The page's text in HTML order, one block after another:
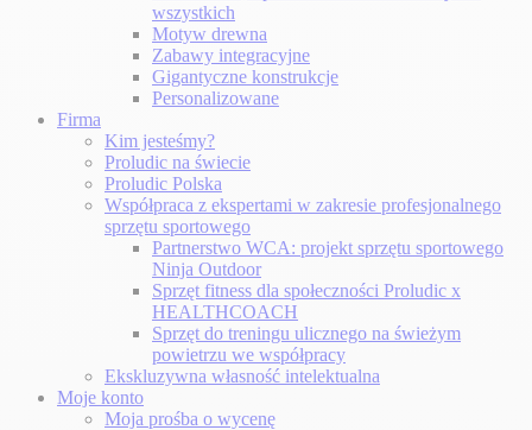
wszystkich
Motyw drewna
Zabawy integracyjne
Gigantyczne konstrukcje
Personalizowane
Firma
Kim jesteśmy?
Proludic na świecie
Proludic Polska
Współpraca z ekspertami w zakresie profesjonalnego
sprzętu sportowego
Partnerstwo WCA: projekt sprzętu sportowego
Ninja Outdoor
Sprzęt fitness dla społeczności Proludic x
HEALTHCOACH
Sprzęt do treningu ulicznego na świeżym
powietrzu we współpracy
Ekskluzywna własność intelektualna
Moje konto
Moja prośba o wycenę